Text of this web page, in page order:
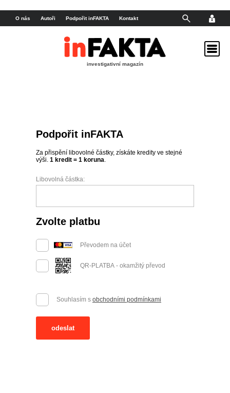
Podpořit inFAKTA
Za přispění libovolné částky, získáte kredity ve stejné
výši. 1 kredit = 1 koruna
Libovolná částka:
Zvolte platbu
Převodem na účet
QR-PLATBA - okamžitý převod
Souhlasím s obchodními podmínkami
odeslat
investigativní magazín
O nás Autoři Podpořit inFAKTA Kontakt